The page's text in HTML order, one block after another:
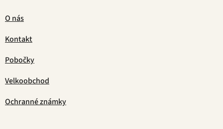
O nás
Kontakt
Pobočky
Velkoobchod
Ochranné známky